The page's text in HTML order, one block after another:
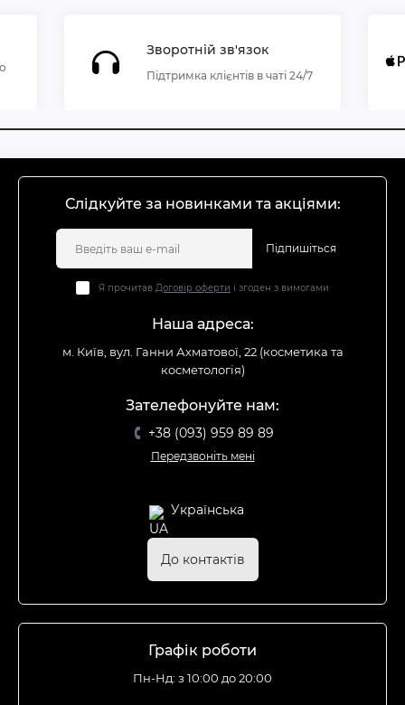
Зворотній зв'язок
Підтримка клієнтів в чаті 24/7
Слідкуйте за новинками та акціями:
Підпишіться
Я прочитав Договір оферти і згоден з вимогами
Наша адреса:
м. Київ, вул. Ганни Ахматової, 22 (косметика та
косметологія)
Зателефонуйте нам:
+38 (093) 959 89 89
Передзвоніть мені
Українська
До контактів
Графік роботи
Пн-Нд: з 10:00 до 20:00